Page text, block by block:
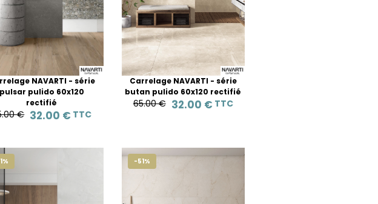
NAVARTI - série
pulsar pulido 60x120
rectifié
€ 32.00 € TTC
Carrelage NAVARTI - série
butan pulido 60x120 rectifié
65.00 € 32.00 € TTC
-51%